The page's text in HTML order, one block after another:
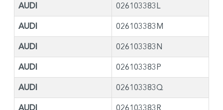
AUDI 026103383L
AUDI 026103383M
AUDI 026103383N
AUDI 026103383P
AUDI 026103383Q
AUDI 026103383R